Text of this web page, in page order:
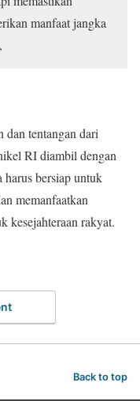
manfaat jangka
dan tentangan dari
RI diambil dengan
harus bersiap untuk
memanfaatkan
kesejahteraan rakyat.
Back to top